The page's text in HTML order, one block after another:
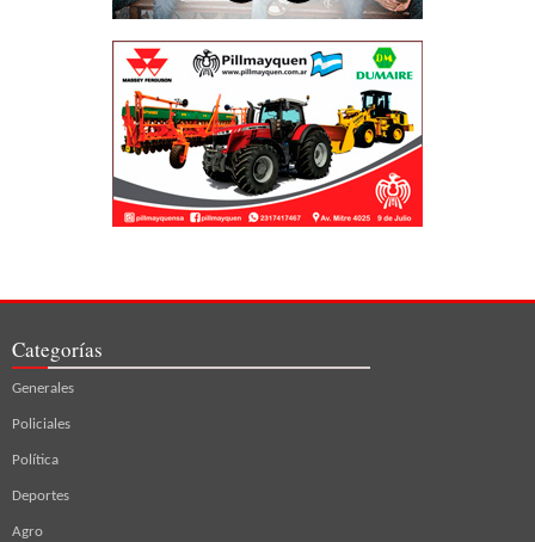
Categorías
Generales
Policiales
Política
Deportes
Agro